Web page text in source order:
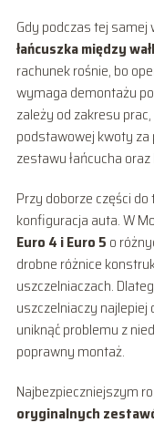
Gdy podczas tej
łańcuszka między
rachunek rośnie, bo
wymaga demontażu
zależy od zakresu
podstawowej kwoty za
zestawu łańcucha
Przy doborze części
konfiguracja auta. W
Euro 4 i Euro 5 o
drobne różnice
uszczelniaczach.
uszczelniaczy najlepiej
uniknąć problemu z
poprawny montaż.
Najbezpieczniejszym
oryginalnych